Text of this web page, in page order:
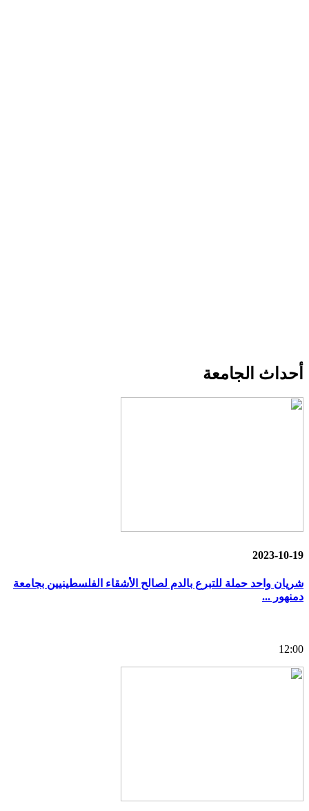
أحداث الجامعة
2023-10-19
شريان واحد حملة للتبرع بالدم لصالح الأشقاء الفلسطينيين بجامعة
دمنهور ...
12:00